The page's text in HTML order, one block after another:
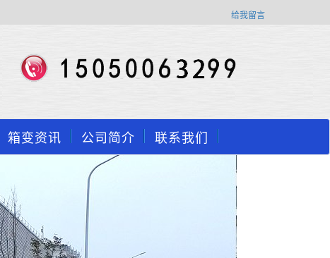
给我留言
箱变资讯 公司简介 联系我们